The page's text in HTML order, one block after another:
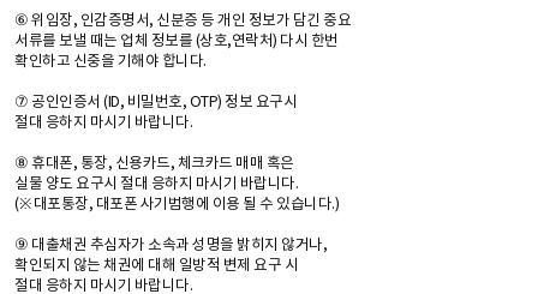
⑥ 위임장, 인감증명서, 신분증 등 개인 정보가 담긴 중요
서류를 보낼 때는 업체 정보를 (상호,연락처) 다시 한번
확인하고 신중을 기해야 합니다.
⑦ 공인인증서 (ID, 비밀번호, OTP) 정보 요구시
절대 응하지 마시기 바랍니다.
⑧ 휴대폰, 통장, 신용카드, 체크카드 매매 혹은
실물 양도 요구시 절대 응하지 마시기 바랍니다.
(※ 대포통장, 대포폰 사기범행에 이용 될 수 있습니다.)
⑨ 대출채권 추심자가 소속과 성명을 밝히지 않거나,
확인되지 않는 채권에 대해 일방적 변제 요구 시
절대 응하지 마시기 바랍니다.